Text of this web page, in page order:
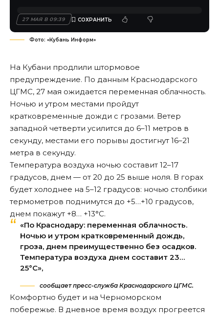
27 МАЯ В 09:39
Фото: «Кубань Информ»
На Кубани продлили штормовое
предупреждение. По данным Краснодарского
ЦГМС, 27 мая ожидается переменная облачность.
Ночью и утром местами пройдут
кратковременные дожди с грозами. Ветер
западной четверти усилится до 6–11 метров в
секунду, местами его порывы достигнут 16–21
метра в секунду.
Температура воздуха ночью составит 12–17
градусов, днем — от 20 до 25 выше ноля. В горах
будет холоднее на 5–12 градусов: ночью столбики
термометров поднимутся до +5…+10 градусов,
днем покажут +8… +13°С.
«По Краснодару: переменная облачность.
Ночью и утром кратковременный дождь,
гроза, днем преимущественно без осадков.
Температура воздуха днем составит 23…
25°С»,
сообщает пресс-служба Краснодарского ЦГМС.
Комфортно будет и на Черноморском
побережье. В дневное время воздух прогреется